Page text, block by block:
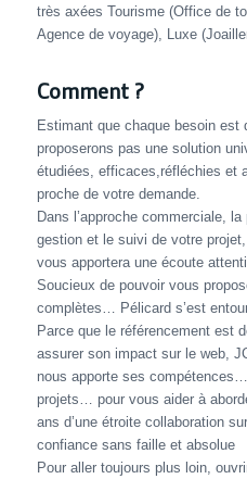
très axées Tourisme (Office de
Agence de voyage), Luxe
Comment ?
Estimant que chaque besoin est
proposerons pas une solution
étudiées, efficaces,réfléchies et
proche de votre demande.
Dans l’approche commerciale,
gestion et le suivi de votre
vous apportera une écoute
Soucieux de pouvoir vous
complètes… Pélicard s’est
Parce que le référencement est
assurer son impact sur le web,
nous apporte ses
projets… pour vous aider à
ans d’une étroite collaboration
confiance sans faille et absolue
Pour aller toujours plus loin,